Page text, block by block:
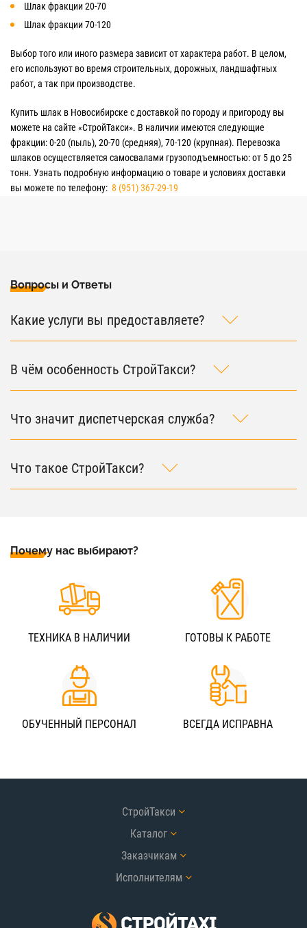
Шлак фракции 20-70
Шлак фракции 70-120
Выбор того или иного размера зависит от характера работ. В целом,
его используют во время строительных, дорожных, ландшафтных
работ, а так при производстве.
Купить шлак в Новосибирске с доставкой по городу и пригороду вы
можете на сайте «СтройТакси». В наличии имеются следующие
фракции: 0-20 (пыль), 20-70 (средняя), 70-120 (крупная). Перевозка
шлаков осуществляется самосвалами грузоподъемностью: от 5 до 25
тонн. Узнать подробную информацию о товаре и условиях доставки
вы можете по телефону: 8 (951) 367-29-19
Вопросы и Ответы
Какие услуги вы предоставляете?
В чём особенность СтройТакси?
Что значит диспетчерская служба?
Что такое СтройТакси?
Почему нас выбирают?
ТЕХНИКА В НАЛИЧИИ ГОТОВЫ К РАБОТЕ
ОБУЧЕННЫЙ ПЕРСОНАЛ ВСЕГДА ИСПРАВНА
СтройТакси
Каталог
Заказчикам
Исполнителям